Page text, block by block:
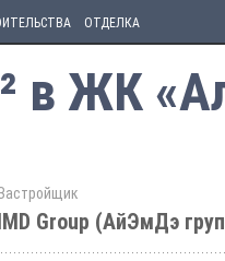
ОТДЕЛКА
в ЖК
Group (АйЭмДэ